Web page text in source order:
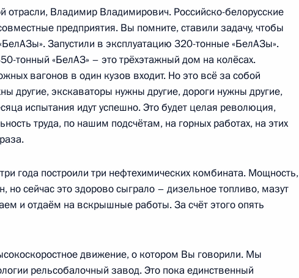
ректоров
Москва
7
среда
Московская область, Ново-Огарёво
компании «Российские железные
3
отрасли, Владимир Владимирович. Российско-белорусские
предприятия. Вы помните, ставили задачу, чтобы
Запустили в эксплуатацию 320-тонные «БелАЗы».
тонный «БелАЗ» – это трёхэтажный дом на колёсах.
вагонов в один кузов входит. Но это всё за собой
другие, экскаваторы нужны другие, дороги нужны другие,
испытания идут успешно. Это будет целая революция,
труда, по нашим подсчётам, на горных работах, на этих
года построили три нефтехимических комбината. Мощность,
но сейчас это здорово сыграло – дизельное топливо, мазут
и отдаём на вскрышные работы. За счёт этого опять
движение, о котором Вы говорили. Мы
рельсобалочный завод. Это пока единственный